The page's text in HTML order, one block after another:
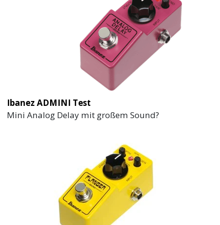
Ibanez ADMINI Test
Mini Analog Delay mit großem Sound?